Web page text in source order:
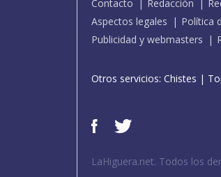
Contacto Redacción
Aspectos legales
Política
Publicidad y webmasters
Otros servicios: Chistes |
LaHiguera.net. Todos los